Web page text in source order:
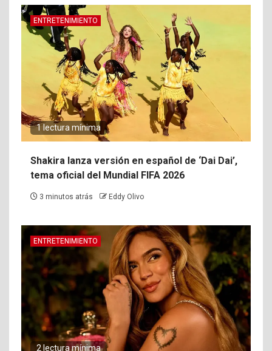
ENTRETENIMIENTO
1 lectura mínima
Shakira lanza versión en español de ‘Dai Dai’,
tema oficial del Mundial FIFA 2026
3 minutos atrás Eddy Olivo
ENTRETENIMIENTO
2 lectura mínima